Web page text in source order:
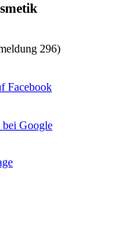
296)
Facebook
bei Google